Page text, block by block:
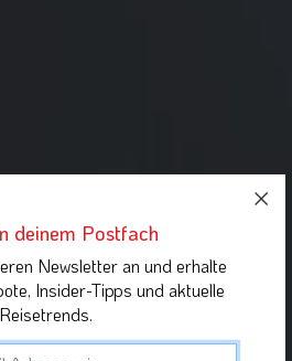
deinem Postfach
Newsletter an und erhalte
Insider-Tipps und aktuelle
Reisetrends.